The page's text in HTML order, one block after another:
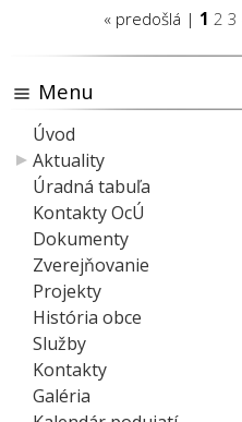
« predošlá | 1 2 3
Menu
Úvod
Aktuality
Úradná tabuľa
Kontakty OcÚ
Dokumenty
Zverejňovanie
Projekty
História obce
Služby
Kontakty
Galéria